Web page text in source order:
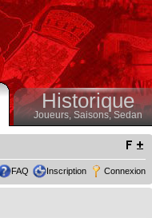
Historique
Joueurs, Saisons,Sedan
FAQ Inscription Connexion